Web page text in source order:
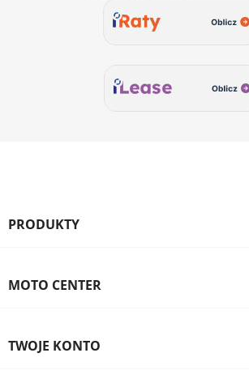
PRODUKTY
MOTO CENTER
TWOJE KONTO